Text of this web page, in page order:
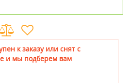
к заказу или снят с
и мы подберем вам